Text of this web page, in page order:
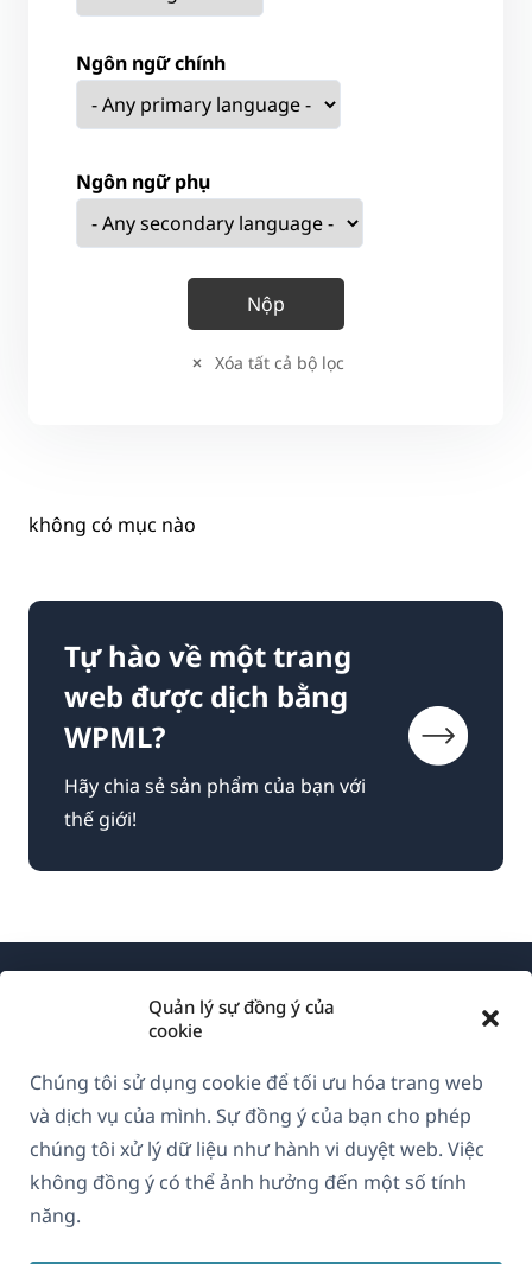
Quản lý sự đồng ý của
cookie
Chúng tôi sử dụng cookie để tối ưu hóa trang web
và dịch vụ của mình. Sự đồng ý của bạn cho phép
chúng tôi xử lý dữ liệu như hành vi duyệt web. Việc
không đồng ý có thể ảnh hưởng đến một số tính
năng.
Ngôn ngữ chính
Ngôn ngữ phụ
Xóa tất cả bộ lọc
không có mục nào
Tự hào về một trang
web được dịch bằng
WPML?
Hãy chia sẻ sản phẩm của bạn với
thế giới!
GDPR & Chính sách Bảo mật
Tham gia đội ngũ của chúng tôi(mở